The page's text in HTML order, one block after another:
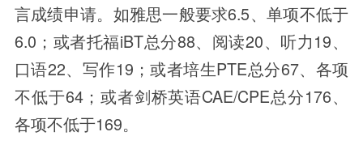
言成绩申请。如雅思一般要求6.5、单项不低于
6.0；或者托福iBT总分88、阅读20、听力19、
口语22、写作19；或者培生PTE总分67、各项
不低于64；或者剑桥英语CAE/CPE总分176、
各项不低于169。